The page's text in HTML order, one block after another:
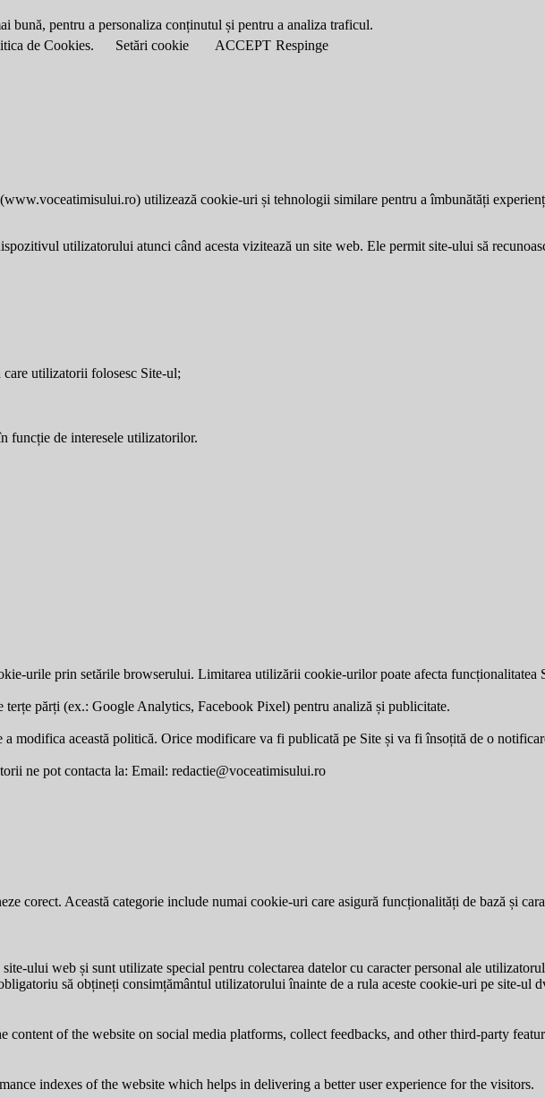
bună, pentru a personaliza conținutul și pentru a analiza traficul.
de Cookies.
Setări cookie ACCEPT Respinge
www.voceatimisului.ro) utilizează cookie-uri și tehnologii similare pentru a îmbunătăți
utilizatorului atunci când acesta vizitează un site web. Ele permit site-ului să
utilizatorii folosesc Site-ul;
funcție de interesele utilizatorilor.
urile prin setările browserului. Limitarea utilizării cookie-urilor poate afecta funcționalitatea
terțe părți (ex.: Google Analytics, Facebook Pixel) pentru analiză și publicitate.
a modifica această politică. Orice modificare va fi publicată pe Site și va fi însoțită de o
ne pot contacta la: Email: redactie@voceatimisului.ro
corect. Această categorie include numai cookie-uri care asigură funcționalități de bază și
ului web și sunt utilizate special pentru colectarea datelor cu caracter personal ale
să obțineți consimțământul utilizatorului înainte de a rula aceste cookie-uri pe site-ul
of the website on social media platforms, collect feedbacks, and other third-party
indexes of the website which helps in delivering a better user experience for the visitors.